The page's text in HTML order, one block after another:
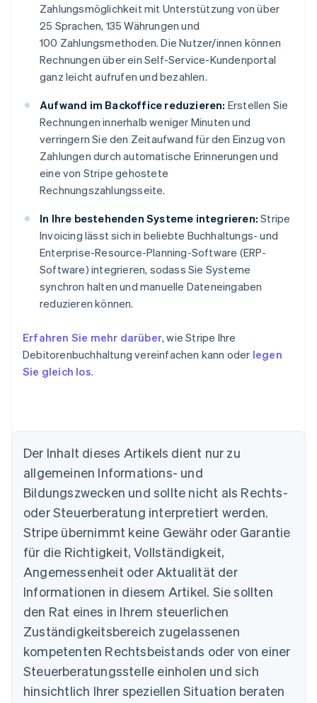
Zahlungsmöglichkeit mit Unterstützung von über
25 Sprachen, 135 Währungen und
100 Zahlungsmethoden. Die Nutzer/innen können
Rechnungen über ein Self-Service-Kundenportal
ganz leicht aufrufen und bezahlen.
Aufwand im Backoffice reduzieren: Erstellen Sie
Rechnungen innerhalb weniger Minuten und
verringern Sie den Zeitaufwand für den Einzug von
Zahlungen durch automatische Erinnerungen und
eine von Stripe gehostete
Rechnungszahlungsseite.
In Ihre bestehenden Systeme integrieren: Stripe
Invoicing lässt sich in beliebte Buchhaltungs- und
Enterprise-Resource-Planning-Software (ERP-
Software) integrieren, sodass Sie Systeme
synchron halten und manuelle Dateneingaben
reduzieren können.
Erfahren Sie mehr darüber, wie Stripe Ihre
Debitorenbuchhaltung vereinfachen kann oder legen
Sie gleich los.
Der Inhalt dieses Artikels dient nur zu
allgemeinen Informations- und
Bildungszwecken und sollte nicht als Rechts-
oder Steuerberatung interpretiert werden.
Stripe übernimmt keine Gewähr oder Garantie
für die Richtigkeit, Vollständigkeit,
Angemessenheit oder Aktualität der
Informationen in diesem Artikel. Sie sollten
den Rat eines in Ihrem steuerlichen
Zuständigkeitsbereich zugelassenen
kompetenten Rechtsbeistands oder von einer
Steuerberatungsstelle einholen und sich
hinsichtlich Ihrer speziellen Situation beraten
Australien
English
Nederlands FrançaisDeutschEnglish
Brasilien
English
Bulgarien
English
Dänemark
Deutschland
DeutschEnglish
Estland
English
Festlandchina